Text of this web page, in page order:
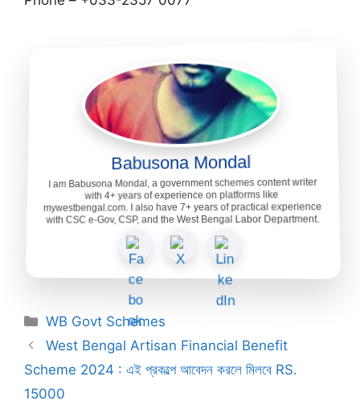
Babusona Mondal
I am Babusona Mondal, a government schemes content writer
with 4+ years of experience on platforms like
mywestbengal.com. I also have 7+ years of practical experience
with CSC e-Gov, CSP, and the West Bengal Labor Department.
Categories
WB Govt Schemes
West Bengal Artisan Financial Benefit
Scheme 2024 : এই প্রকল্পে আবেদন করলে মিলবে RS.
15000